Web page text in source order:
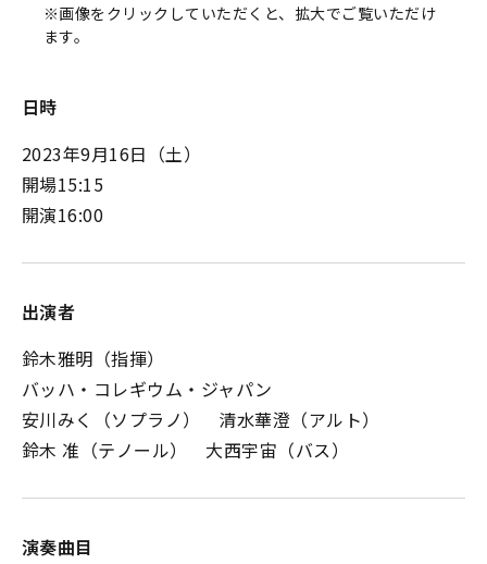
※画像をクリックしていただくと、拡大でご覧いただけ
ます。
日時
2023年9月16日（土）
開場15:15
開演16:00
出演者
鈴木雅明（指揮）
バッハ・コレギウム・ジャパン
安川みく（ソプラノ） 清水華澄（アルト）
鈴木 准（テノール） 大西宇宙（バス）
演奏曲目